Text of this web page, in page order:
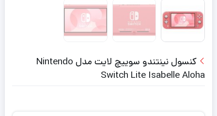
کنسول نینتندو سوییچ لایت مدل Nintendo
Switch Lite Isabelle Aloha